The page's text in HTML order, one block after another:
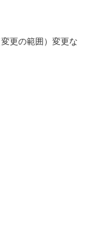
更の範囲）変更な